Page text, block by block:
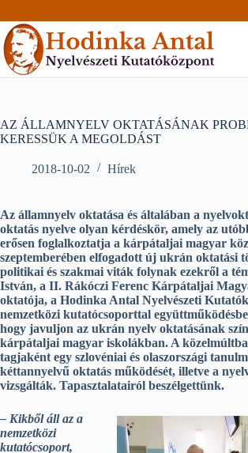
to
content
AZ ÁLLAMNYELV OKTATÁSÁNAK
KERESSÜK A MEGOLDÁST
2018-10-02 Hírek
Az államnyelv oktatása és általában a
oktatás nyelve olyan kérdéskör, amely az
erősen foglalkoztatja a kárpátaljai magyar
szeptemberében elfogadott új ukrán oktatási
politikai és szakmai viták folynak ezekről a
István, a II. Rákóczi Ferenc Kárpátaljai
oktatója, a Hodinka Antal Nyelvészeti
nemzetközi kutatócsoporttal
hogy javuljon az ukrán nyelv oktatásának
kárpátaljai magyar iskolákban. A
tagjaként egy szlovéniai és olaszországi
kéttannyelvű oktatás működését, illetve a
vizsgálták. Tapasztalatairól beszélgettünk.
– Kikből áll az a
nemzetközi
kutatócsoport,